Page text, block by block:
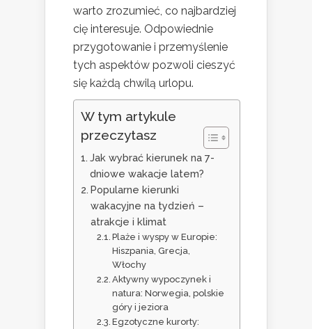
warto zrozumieć, co najbardziej
cię interesuje. Odpowiednie
przygotowanie i przemyślenie
tych aspektów pozwoli cieszyć
się każdą chwilą urlopu.
W tym artykule
przeczytasz
Jak wybrać kierunek na 7-
dniowe wakacje latem?
Popularne kierunki
wakacyjne na tydzień –
atrakcje i klimat
Plaże i wyspy w Europie:
Hiszpania, Grecja,
Włochy
Aktywny wypoczynek i
natura: Norwegia, polskie
góry i jeziora
Egzotyczne kurorty: